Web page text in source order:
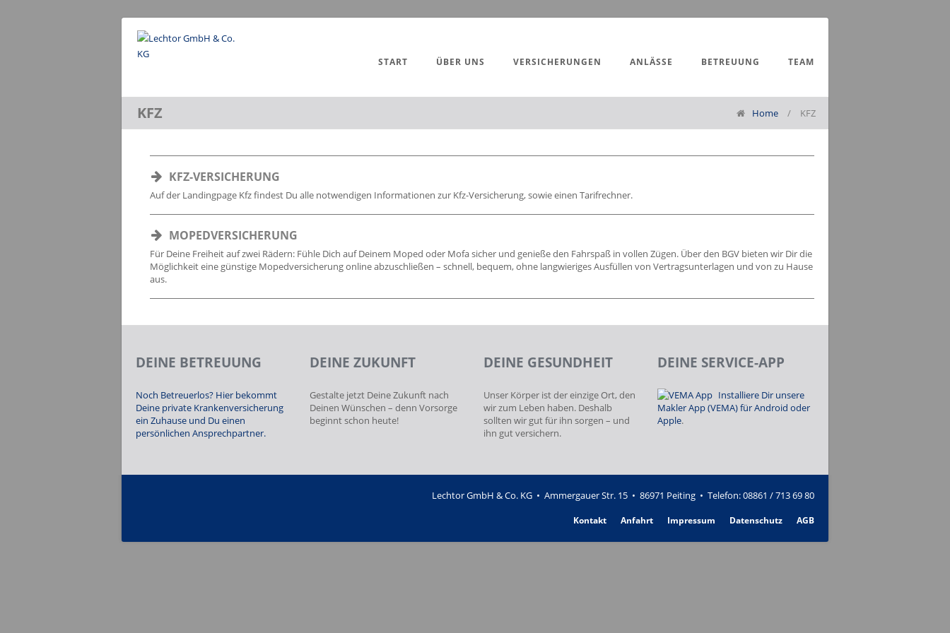
START ÜBER UNS VERSICHERUNGEN ANLÄSSE BETREUUNG TEAM
KFZ Home / KFZ
KFZ-VERSICHERUNG
Auf der Landingpage Kfz findest Du alle notwendigen Informationen zur Kfz-Versicherung, sowie einen Tarifrechner.
MOPEDVERSICHERUNG
Für Deine Freiheit auf zwei Rädern: Fühle Dich auf Deinem Moped oder Mofa sicher und genieße den Fahrspaß in vollen Zügen. Über den BGV bieten wir Dir die
Möglichkeit eine günstige Mopedversicherung online abzuschließen – schnell, bequem, ohne langwieriges Ausfüllen von Vertragsunterlagen und von zu Hause
aus.
DEINE BETREUUNG
Noch Betreuerlos? Hier bekommt
Deine private Krankenversicherung
ein Zuhause und Du einen
persönlichen Ansprechpartner.
DEINE ZUKUNFT
Gestalte jetzt Deine Zukunft nach
Deinen Wünschen – denn Vorsorge
beginnt schon heute!
DEINE GESUNDHEIT
Unser Körper ist der einzige Ort, den
wir zum Leben haben. Deshalb
sollten wir gut für ihn sorgen – und
ihn gut versichern.
DEINE SERVICE-APP
Installiere Dir unsere
Makler App (VEMA) für Android oder
Apple.
Lechtor GmbH & Co. KG • Ammergauer Str. 15 • 86971 Peiting • Telefon:08861 / 713 69 80
Kontakt Anfahrt Impressum Datenschutz AGB